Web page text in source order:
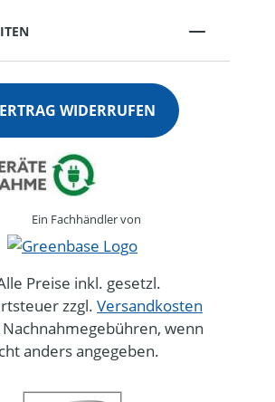
WIDERRUFEN
Ein Fachhändler von
Preise inkl. gesetzl.
zzgl. Versandkosten
wenn
anders angegeben.